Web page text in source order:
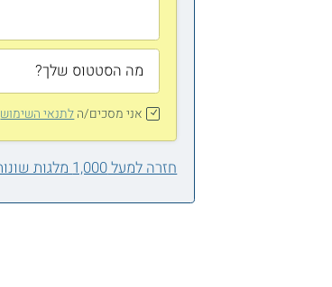
אני מסכים/הלתנאי השימוש
חזרה למעל 1,000 מלגות שונות, לא תמצא/י אחת בשבילך?